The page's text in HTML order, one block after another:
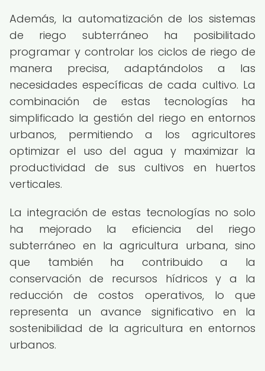
Además, la automatización de los sistemas
de riego subterráneo ha posibilitado
programar y controlar los ciclos de riego de
manera precisa, adaptándolos a las
necesidades específicas de cada cultivo. La
combinación de estas tecnologías ha
simplificado la gestión del riego en entornos
urbanos, permitiendo a los agricultores
optimizar el uso del agua y maximizar la
productividad de sus cultivos en huertos
verticales.
La integración de estas tecnologías no solo
ha mejorado la eficiencia del riego
subterráneo en la agricultura urbana, sino
que también ha contribuido a la
conservación de recursos hídricos y a la
reducción de costos operativos, lo que
representa un avance significativo en la
sostenibilidad de la agricultura en entornos
urbanos.